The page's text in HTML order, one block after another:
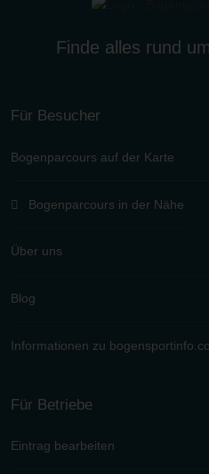
Finde alles rund
Für Besucher
Bogenparcours auf der Karte
Bogenparcours in der Nähe
Über uns
Blog
Informationen zu
Für Betriebe
Eintrag bearbeiten